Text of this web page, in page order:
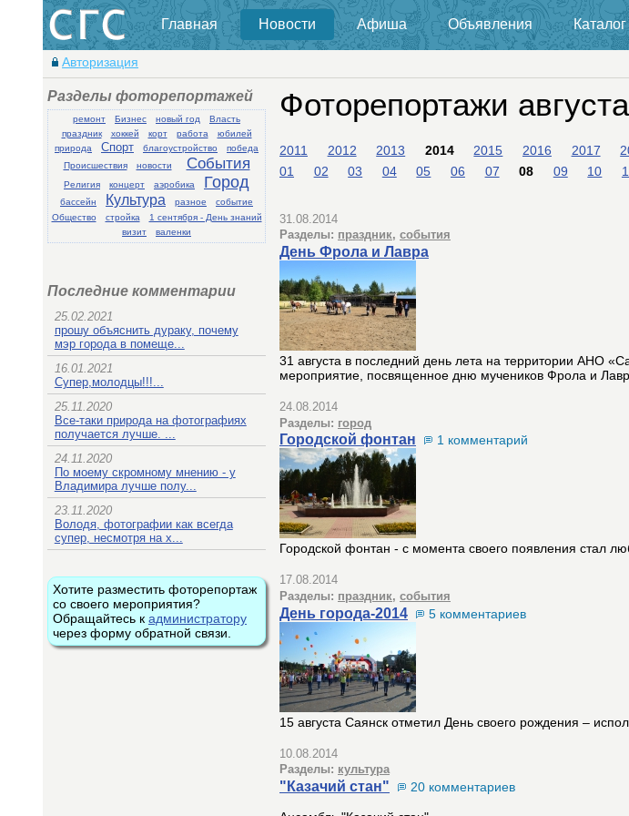
Главная Новости Афиша Объявления Каталог
Авторизация
Разделы фоторепортажей
ремонт Бизнес новый год
Власть
праздник
хоккей корт работа
юбилей
природа
Спорт благоустройство
победа
Происшествия
новости События
Религия концерт аэробика Город
бассейн Культура разное
событие
Общество
стройка
1 сентября - День знаний
визит
валенки
Последние комментарии
25.02.2021
прошу объяснить дураку, почему
мэр города в помеще...
16.01.2021
Супер,молодцы!!!...
25.11.2020
Все-таки природа на фотографиях
получается лучше. ...
24.11.2020
По моему скромному мнению - у
Владимира лучше полу...
23.11.2020
Володя, фотографии как всегда
супер, несмотря на х...
Хотите разместить фоторепортаж
со своего мероприятия?
Обращайтесь к администратору
через форму обратной связи.
Фоторепортажи
2011 2012 2013 2014 2015 2016 2017
01
02 03 04 05 06 07 08 09 10
31.08.2014
Разделы: праздник, события
День Фрола и Лавра
31 августа в последний день лета на территории АНО
мероприятие, посвященное дню мучеников Фрола и
24.08.2014
Разделы: город
Городской фонтан 1 комментарий
Городской фонтан - с момента своего появления стал
17.08.2014
Разделы: праздник, события
День города-2014 5 комментариев
15 августа Саянск отметил День своего рождения –
10.08.2014
Разделы: культура
"Казачий стан" 20 комментариев